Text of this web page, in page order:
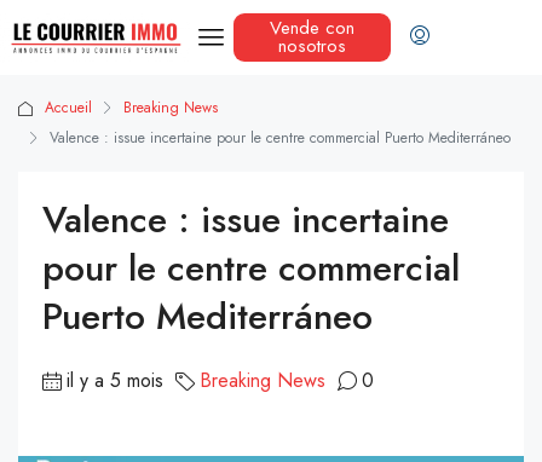
Vende con
nosotros
Accueil
Breaking News
Valence : issue incertaine pour le centre commercial Puerto Mediterráneo
Valence : issue incertaine
pour le centre commercial
Puerto Mediterráneo
il y a 5 mois Breaking News 0